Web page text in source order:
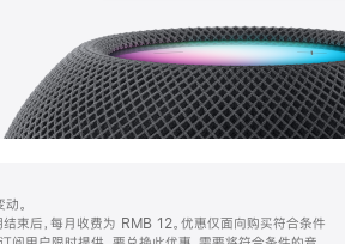
。
束后，每月收费为 RMB 12。优惠仅面向购买符合条件